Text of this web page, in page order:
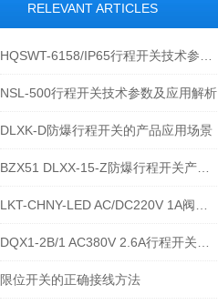
RELEVANT ARTICLES
NSL-500行程开关技术参数及应用解析
DLXK-D防爆行程开关的产品应用场景
限位开关的正确接线方法